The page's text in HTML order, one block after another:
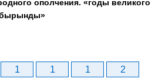
ополчения. «годы великого
1 1 1 2